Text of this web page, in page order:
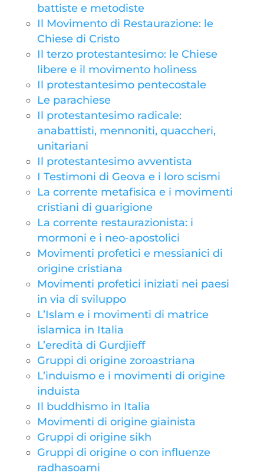
battiste e metodiste
Il Movimento di Restaurazione: le
Chiese di Cristo
Il terzo protestantesimo: le Chiese
libere e il movimento holiness
Il protestantesimo pentecostale
Le parachiese
Il protestantesimo radicale:
anabattisti, mennoniti, quaccheri,
unitariani
Il protestantesimo avventista
I Testimoni di Geova e i loro scismi
La corrente metafisica e i movimenti
cristiani di guarigione
La corrente restaurazionista: i
mormoni e i neo-apostolici
Movimenti profetici e messianici di
origine cristiana
Movimenti profetici iniziati nei paesi
in via di sviluppo
L’Islam e i movimenti di matrice
islamica in Italia
L’eredità di Gurdjieff
Gruppi di origine zoroastriana
L’induismo e i movimenti di origine
induista
Il buddhismo in Italia
Movimenti di origine giainista
Gruppi di origine sikh
Gruppi di origine o con influenze
radhasoami